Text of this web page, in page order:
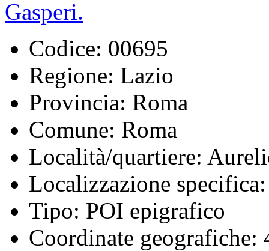
Codice: 00695
Regione: Lazio
Provincia: Roma
Comune: Roma
Località/quartiere:
Localizzazione specifica:
Tipo: POI epigrafico
Coordinate geografiche: